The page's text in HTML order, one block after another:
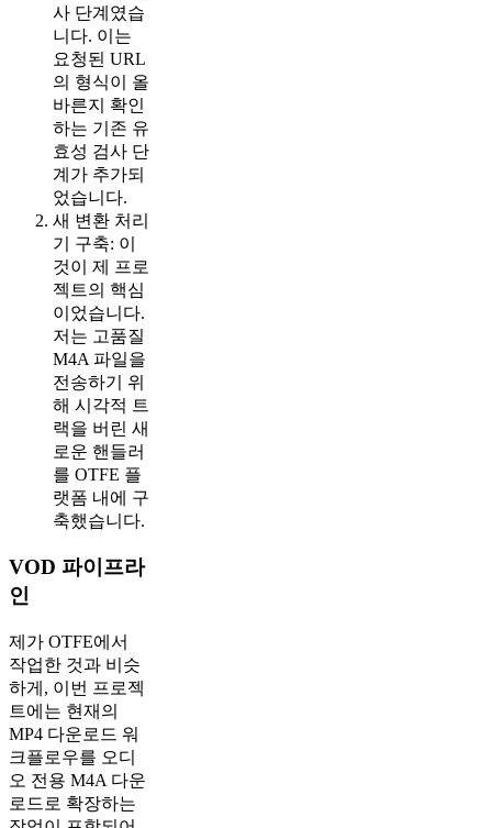
사 단계였습
니다. 이는
요청된 URL
의 형식이 올
바른지 확인
하는 기존 유
효성 검사 단
계가 추가되
었습니다.
새 변환 처리
기 구축: 이
것이 제 프로
젝트의 핵심
이었습니다.
저는 고품질
M4A 파일을
전송하기 위
해 시각적 트
랙을 버린 새
로운 핸들러
를 OTFE 플
랫폼 내에 구
축했습니다.
VOD 파이프라
인
제가 OTFE에서
작업한 것과 비슷
하게, 이번 프로젝
트에는 현재의
MP4 다운로드 워
크플로우를 오디
오 전용 M4A 다운
로드로 확장하는